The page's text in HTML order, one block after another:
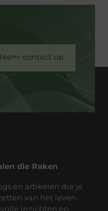
contact op
die Raken
en artikelen die je
van het leven.
inzichten en